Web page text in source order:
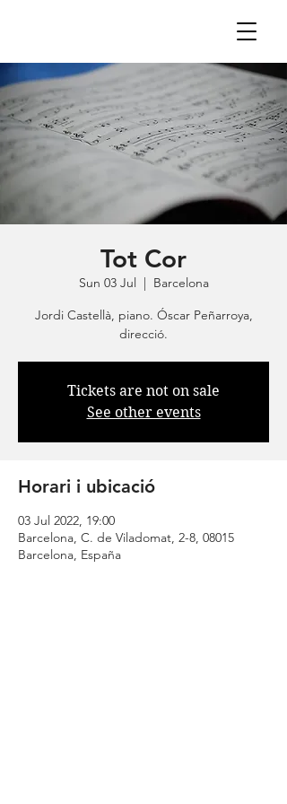
Tot Cor
Sun 03 Jul
  |
Barcelona
Jordi Castellà, piano. Óscar Peñarroya,
direcció.
Tickets are not on sale
See other events
Horari i ubicació
03 Jul 2022, 19:00
Barcelona, C. de Viladomat, 2-8, 08015
Barcelona, España